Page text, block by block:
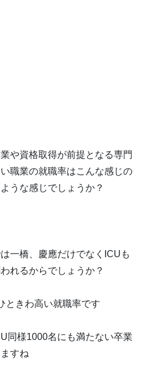
や資格取得が前提となる専門
職業の就職率はこんな感じの
うな感じでしょうか？
一橋、慶應だけでなくICUも
れるからでしょうか？
ときわ高い就職率です
同様1000名にも満たない卒業
すね